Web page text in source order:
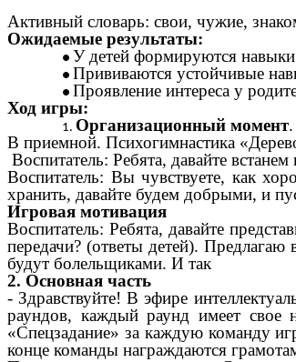
Активный словарь: свои, чужие,
Ожидаемые результаты:
У детей формируются навыки
Прививаются устойчивые
Проявление интереса у
Ход игры:
Организационный момент.
В приемной. Психогимнастика
Воспитатель: Ребята, давайте
Воспитатель: Вы чувствуете, как
хранить, давайте будем добрыми, и
Игровая мотивация
Воспитатель: Ребята, давайте
передачи? (ответы детей).
будут болельщиками. И так
2. Основная часть
- Здравствуйте! В эфире
раундов, каждый раунд имеет свое
«Спецзадание» за каждую команду
конце команды награждаются